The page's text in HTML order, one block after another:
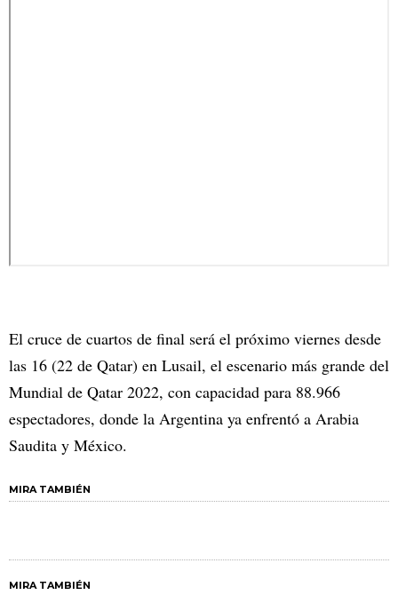
El cruce de cuartos de final será el próximo viernes desde
las 16 (22 de Qatar) en Lusail, el escenario más grande del
Mundial de Qatar 2022, con capacidad para 88.966
espectadores, donde la Argentina ya enfrentó a Arabia
Saudita y México.
MIRA TAMBIÉN
MIRA TAMBIÉN